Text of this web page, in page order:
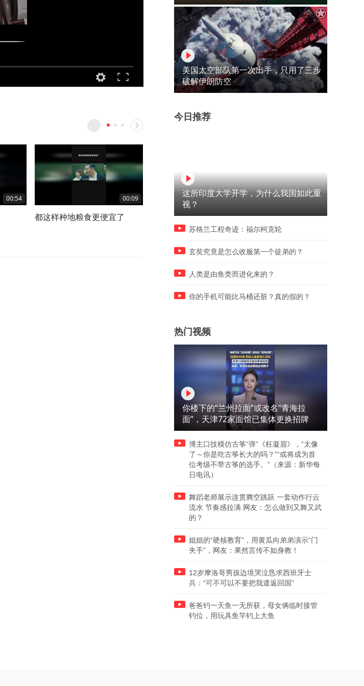
00:54 00:09
都这样种地粮食更便宜了
00:29
这眼神恨不得给你吃了 身上的肥肉扛过了致命一击
美国太空部队第一次出手，只用了三步
破解伊朗防空
今日推荐
这所印度大学开学，为什么我国如此重
视？
苏格兰工程奇迹：福尔柯克轮
玄奘究竟是怎么收服第一个徒弟的？
人类是由鱼类而进化来的？
你的手机可能比马桶还脏？真的假的？
热门视频
你楼下的“兰州拉面”或改名“青海拉
面”，天津72家面馆已集体更换招牌
博主口技模仿古筝“弹”《枉凝眉》，“太像
了～你是吃古筝长大的吗？”“或将成为首
位考级不带古筝的选手。”（来源：新华每
日电讯）
舞蹈老师展示连贯腾空跳跃 一套动作行云
流水 节奏感拉满 网友：怎么做到又舞又武
的？
姐姐的“硬核教育”，用黄瓜向弟弟演示“门
夹手”，网友：果然言传不如身教！
12岁摩洛哥男孩边境哭泣恳求西班牙士
兵：“可不可以不要把我遣返回国”
爸爸钓一天鱼一无所获，母女俩临时接管
钓位，用玩具鱼竿钓上大鱼